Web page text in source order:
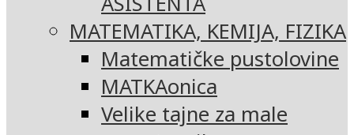
MATEMATIKA, KEMIJA, FIZIKA
Matematičke pustolovine
MATKAonica
Velike tajne za male